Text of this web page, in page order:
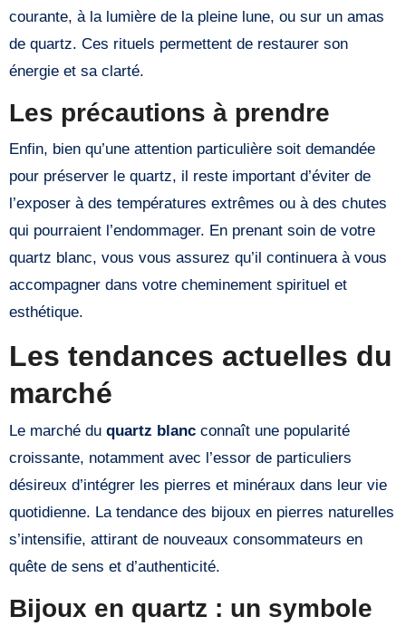
courante, à la lumière de la pleine lune, ou sur un amas
de quartz. Ces rituels permettent de restaurer son
énergie et sa clarté.
Les précautions à prendre
Enfin, bien qu’une attention particulière soit demandée
pour préserver le quartz, il reste important d’éviter de
l’exposer à des températures extrêmes ou à des chutes
qui pourraient l’endommager. En prenant soin de votre
quartz blanc, vous vous assurez qu’il continuera à vous
accompagner dans votre cheminement spirituel et
esthétique.
Les tendances actuelles du
marché
Le marché du quartz blancconnaît une popularité
croissante, notamment avec l’essor de particuliers
désireux d’intégrer les pierres et minéraux dans leur vie
quotidienne. La tendance des bijoux en pierres naturelles
s’intensifie, attirant de nouveaux consommateurs en
quête de sens et d’authenticité.
Bijoux en quartz : un symbole